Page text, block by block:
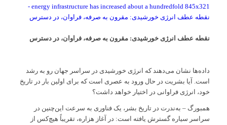
نقطه عطف انرژی خورشیدی: مقرون به صرفه، فراوان، در دسترس
داده‌ها نشان می‌دهند که انرژی خورشیدی در سراسر جهان رو به رشد
است. آیا بشریت در حال ورود به عصری است که برای اولین بار در تاریخ
خود، انرژی فراوانی در اختیار خواهد داشت؟
همبورگ – به‌ندرت در تاریخ بشر، یک فناوری به سرعت این‌چنین در
سراسر سیاره گسترش یافته است: در آغاز هزاره، تقریباً هیچ‌کس از